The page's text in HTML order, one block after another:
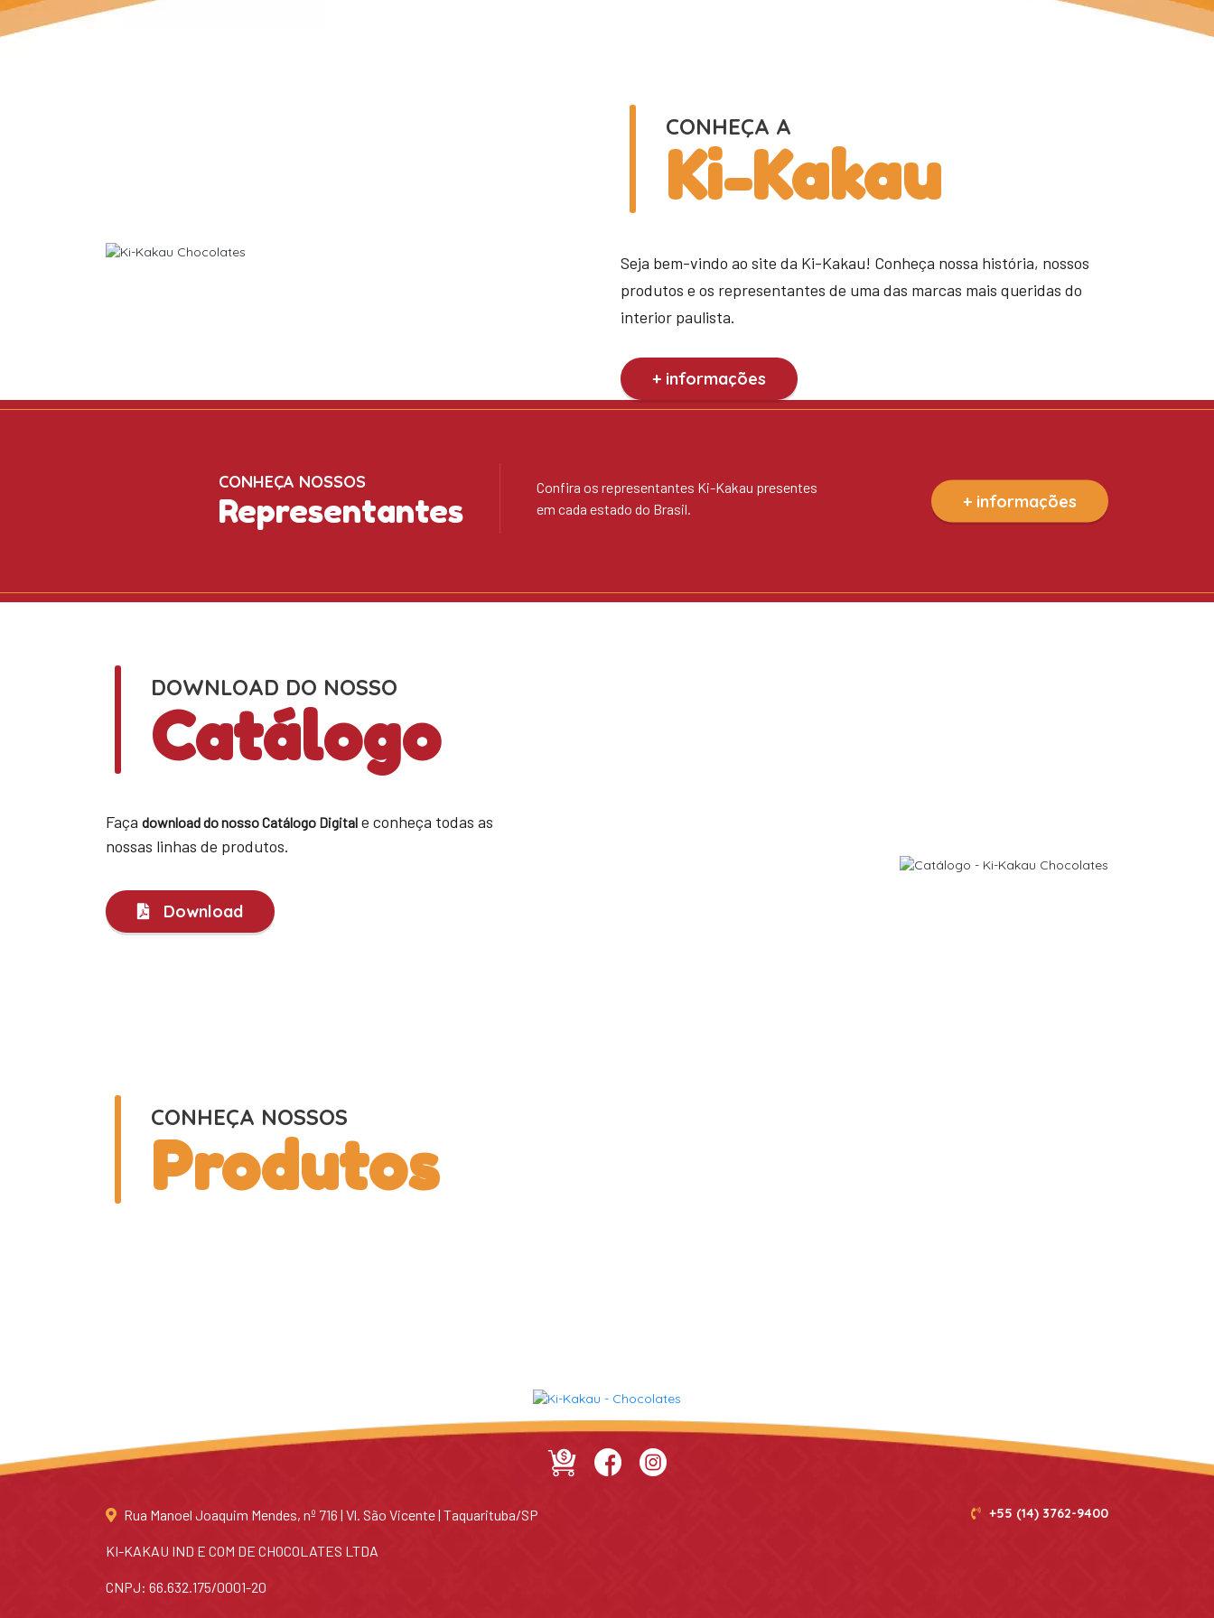
CONHEÇA A
Ki-Kakau
Seja bem-vindo ao site da Ki-Kakau! Conheça nossa história, nossos
produtos e os representantes de uma das marcas mais queridas do
interior paulista.
+ informações
CONHEÇA NOSSOS
Representantes
Confira os representantes Ki-Kakau presentes
em cada estado do Brasil.
+ informações
DOWNLOAD DO NOSSO
Catálogo
Faça download do nosso Catálogo Digital e conheça todas as
nossas linhas de produtos.
Download
CONHEÇA NOSSOS
Produtos
Rua Manoel Joaquim Mendes, nº 716 | Vl. São Vicente | Taquarituba/SP +55 (14) 3762-9400
KI-KAKAU IND E COM DE CHOCOLATES LTDA
CNPJ: 66.632.175/0001-20